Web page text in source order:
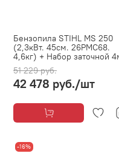
Бензопила STIHL MS 250
(2,3кВт. 45см. 26PMC68.
4,6кг) + Набор заточной
51 229 руб.
42 478 руб./шт
-16%